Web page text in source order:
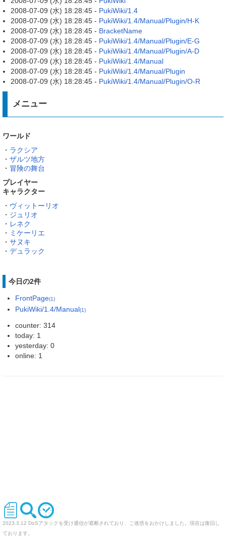
2008-07-09 (水) 18:28:45 - PukiWiki/1.4
2008-07-09 (水) 18:28:45 - PukiWiki/1.4/Manual/Plugin/H-K
2008-07-09 (水) 18:28:45 - BracketName
2008-07-09 (水) 18:28:45 - PukiWiki/1.4/Manual/Plugin/E-G
2008-07-09 (水) 18:28:45 - PukiWiki/1.4/Manual/Plugin/A-D
2008-07-09 (水) 18:28:45 - PukiWiki/1.4/Manual
2008-07-09 (水) 18:28:45 - PukiWiki/1.4/Manual/Plugin
2008-07-09 (水) 18:28:45 - PukiWiki/1.4/Manual/Plugin/O-R
メニュー
ワールド
・ ラクシア
・ ザルツ地方
・ 冒険の舞台
プレイヤー
キャラクター
・ ヴィットーリオ
・ ジュリオ
・ レネク
・ ミケーリエ
・ サヌキ
・ デュラック
今日の2件
FrontPage(1)
PukiWiki/1.4/Manual(1)
counter: 314
today: 1
yesterday: 0
online: 1
2023.3.12 DoSアタックを受け通信が遮断されており、ご迷惑をおかけしました。現在は復旧し
ております。